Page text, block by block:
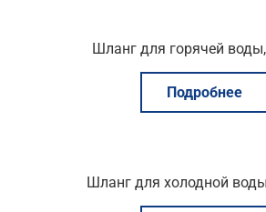
Шланг для горячей
Подробнее
Шланг для холодной